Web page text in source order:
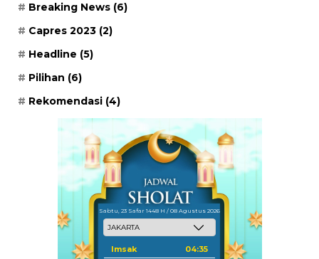
Breaking News (6)
Capres 2023 (2)
Headline (5)
Pilihan (6)
Rekomendasi (4)
Sabtu, 23 Safar 1448 H / 08 Agustus 2026
Imsak 04:35